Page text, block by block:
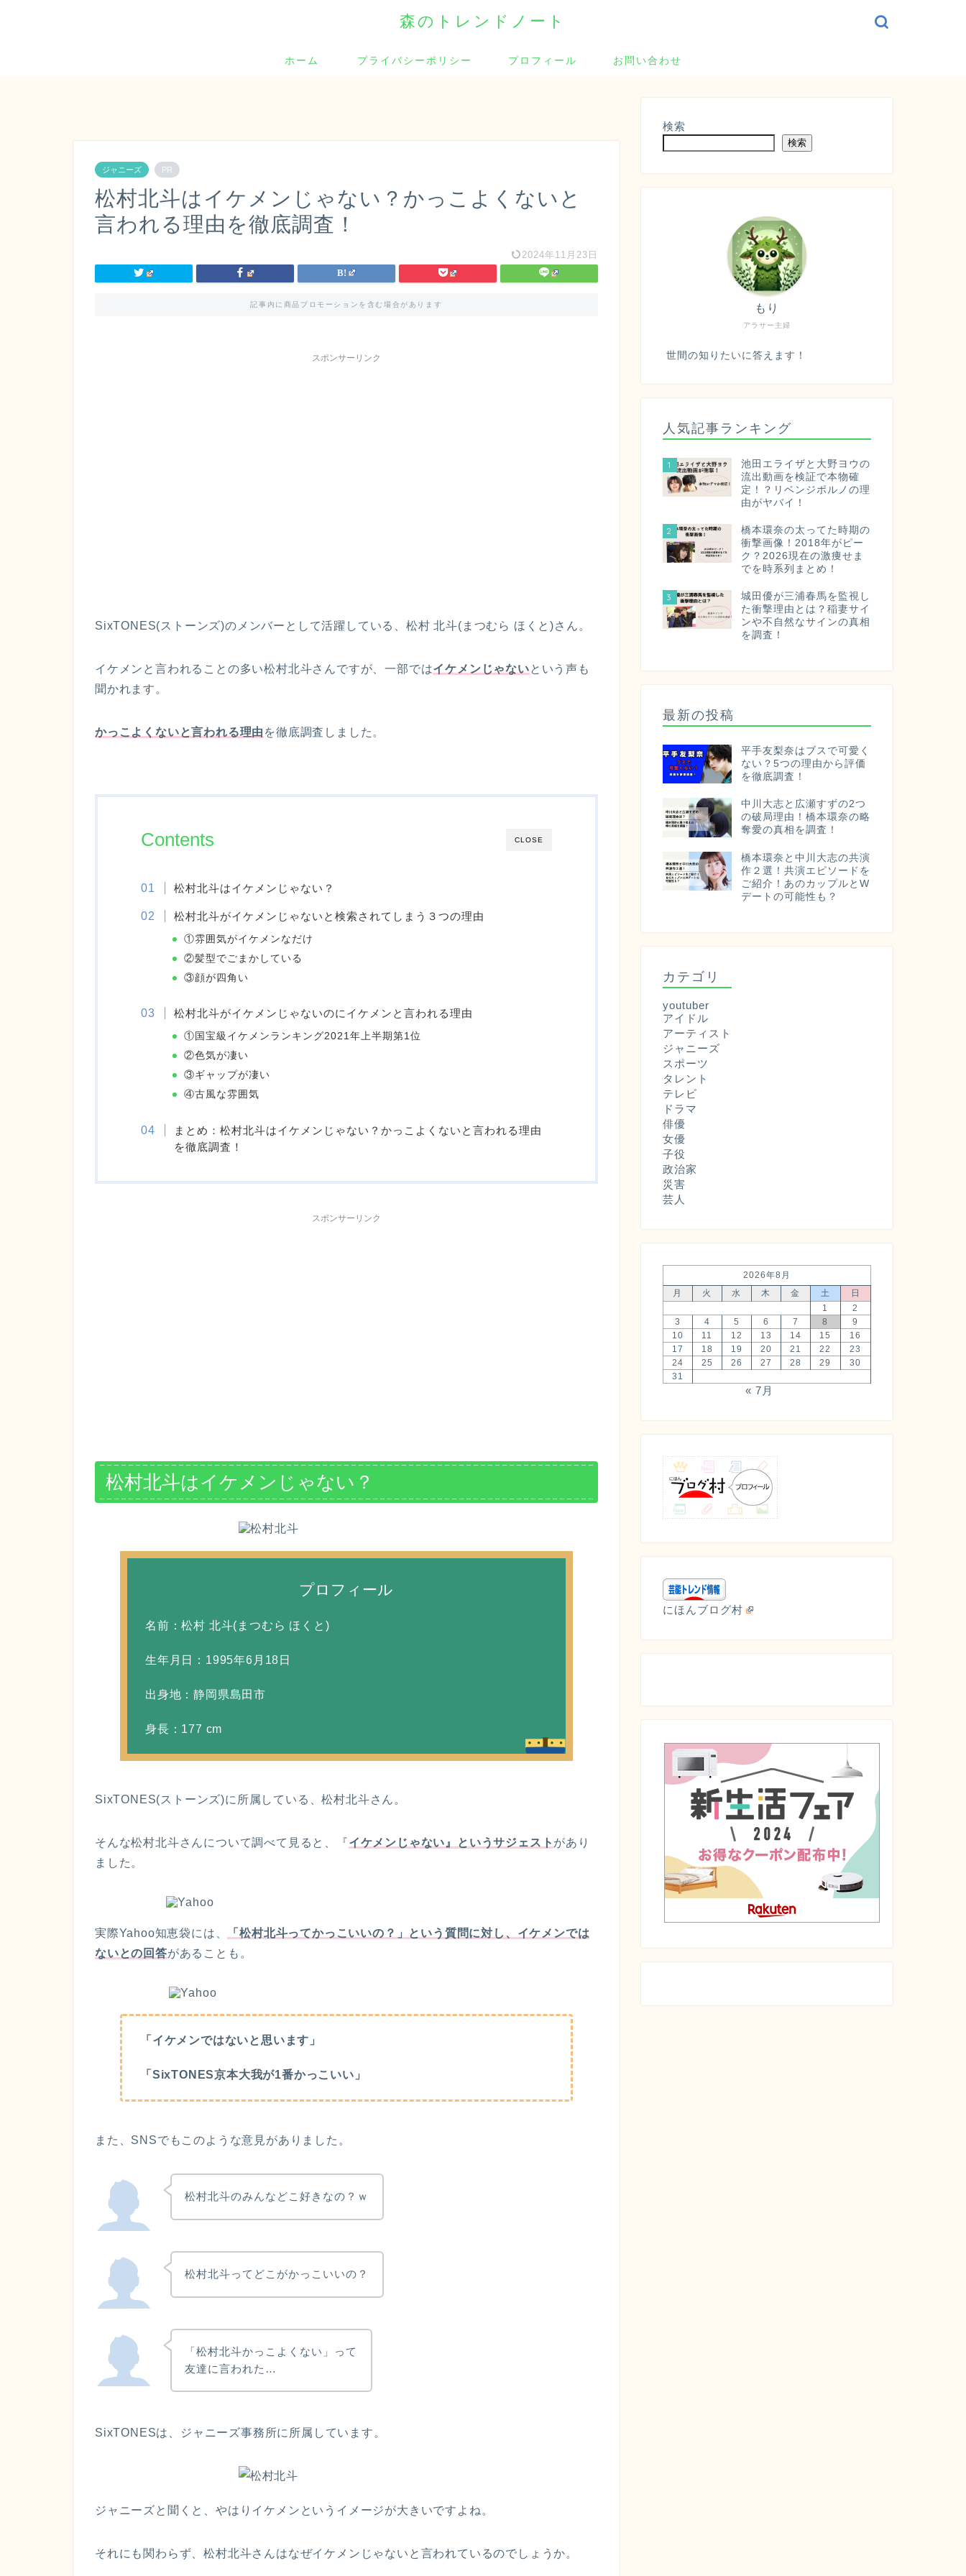
森のトレンドノート
ホーム プライバシーポリシー プロフィール お問い合わせ
ジャニーズ PR
松村北斗はイケメンじゃない？かっこよくないと
言われる理由を徹底調査！
2024年11月23日
記事内に商品プロモーションを含む場合があります
スポンサーリンク
SixTONES(ストーンズ)のメンバーとして活躍している、松村 北斗(まつむら ほくと)さん。
イケメンと言われることの多い松村北斗さんですが、一部ではイケメンじゃないという声も
聞かれます。
かっこよくないと言われる理由 を徹底調査しました。
CLOSE
Contents
松村北斗はイケメンじゃない？
松村北斗がイケメンじゃないと検索されてしまう３つの理由
①雰囲気がイケメンなだけ
②髪型でごまかしている
③顔が四角い
松村北斗がイケメンじゃないのにイケメンと言われる理由
①国宝級イケメンランキング2021年上半期第1位
②色気が凄い
③ギャップが凄い
④古風な雰囲気
まとめ：松村北斗はイケメンじゃない？かっこよくないと言われる理由
を徹底調査！
スポンサーリンク
松村北斗はイケメンじゃない？
プロフィール
名前：松村 北斗(まつむら ほくと)
生年月日：1995年6月18日
出身地：静岡県島田市
身長：177 cm
SixTONES(ストーンズ)に所属している、松村北斗さん。
そんな松村北斗さんについて調べて見ると、『イケメンじゃない』というサジェスト があり
ました。
実際Yahoo知恵袋には、
「松村北斗ってかっこいいの？」という質問に対し、イケメンでは
ないとの回答があることも。
「イケメンではないと思います」
「SixTONES京本大我が1番かっこいい」
また、SNSでもこのような意見がありました。
松村北斗のみんなどこ好きなの？ｗ
松村北斗ってどこがかっこいいの？
「松村北斗かっこよくない」って
友達に言われた…
SixTONESは、ジャニーズ事務所に所属しています。
ジャニーズと聞くと、やはりイケメンというイメージが大きいですよね。
それにも関わらず、松村北斗さんはなぜイケメンじゃないと言われているのでしょうか。
検索
検索
アラサー主婦
もり
世間の知りたいに答えます！
人気記事ランキング
1
池田エライザと大野ヨウの
流出動画を検証で本物確
定！？リベンジポルノの理
由がヤバイ！
2
橋本環奈の太ってた時期の
衝撃画像！2018年がピー
ク？2026現在の激痩せま
でを時系列まとめ！
3
城田優が三浦春馬を監視し
た衝撃理由とは？稲妻サイ
ンや不自然なサインの真相
を調査！
最新の投稿
平手友梨奈はブスで可愛く
ない？5つの理由から評価
を徹底調査！
中川大志と広瀬すずの2つ
の破局理由！橋本環奈の略
奪愛の真相を調査！
橋本環奈と中川大志の共演
作２選！共演エピソードを
ご紹介！あのカップルとW
デートの可能性も？
カテゴリ
youtuber
アイドル
アーティスト
ジャニーズ
スポーツ
タレント
テレビ
ドラマ
俳優
女優
子役
政治家
災害
芸人
2026年8月
月
火 水 木 金 土
日
1
2
3
4 5 6 7 8
9
10
11 12 13 14 15
16
17
18 19 20 21 22
23
24
25 26 27 28 29
30
31
« 7月
にほんブログ村